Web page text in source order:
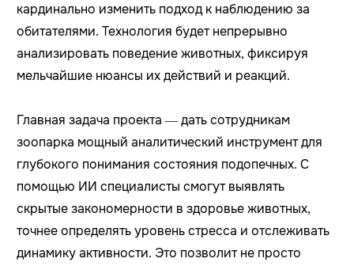
кардинально изменить подход к наблюдению за
обитателями. Технология будет непрерывно
анализировать поведение животных, фиксируя
мельчайшие нюансы их действий и реакций.
Главная задача проекта — дать сотрудникам
зоопарка мощный аналитический инструмент для
глубокого понимания состояния подопечных. С
помощью ИИ специалисты смогут выявлять
скрытые закономерности в здоровье животных,
точнее определять уровень стресса и отслеживать
динамику активности. Это позволит не просто